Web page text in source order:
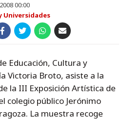
00:00
Universidades
Educación, Cultura y
Victoria Broto, asiste a la
la III Exposición Artística de
colegio público Jerónimo
La muestra recoge